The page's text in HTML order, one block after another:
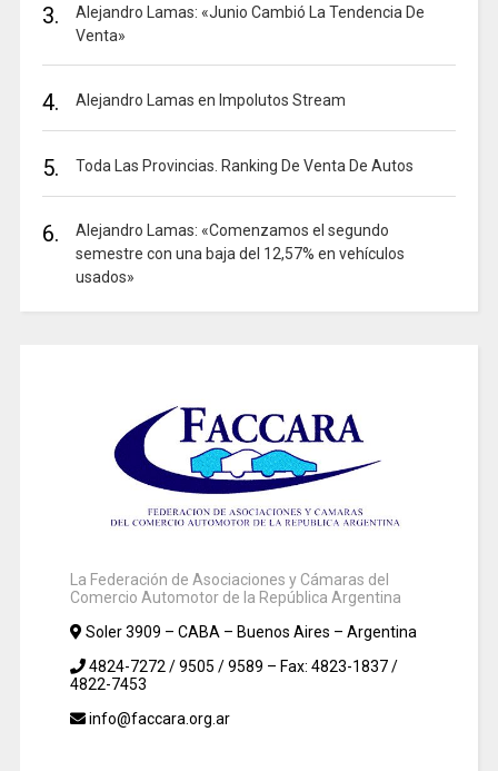
3.
Alejandro Lamas: «Junio Cambió La Tendencia De
Venta»
4. Alejandro Lamas en Impolutos Stream
5. Toda Las Provincias. Ranking De Venta De Autos
6.
Alejandro Lamas: «Comenzamos el segundo
semestre con una baja del 12,57% en vehículos
usados»
La Federación de Asociaciones y Cámaras del
Comercio Automotor de la República Argentina
Soler 3909 – CABA – Buenos Aires – Argentina
4824-7272 / 9505 / 9589 – Fax: 4823-1837 /
4822-7453
info@faccara.org.ar